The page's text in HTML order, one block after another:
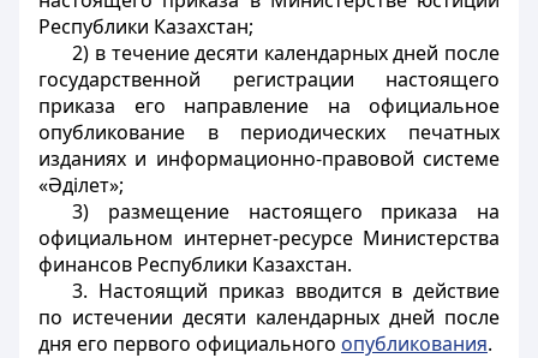
Республики Казахстан;
2) в течение десяти календарных дней после
государственной регистрации настоящего
приказа его направление на официальное
опубликование в периодических печатных
изданиях и информационно-правовой системе
«Әділет»;
3) размещение настоящего приказа на
официальном интернет-ресурсе Министерства
финансов Республики Казахстан.
3. Настоящий приказ вводится в действие
по истечении десяти календарных дней после
дня его первого официального опубликования.